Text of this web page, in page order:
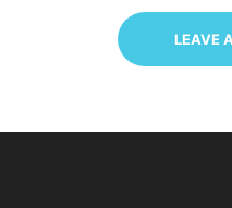
LEAVE